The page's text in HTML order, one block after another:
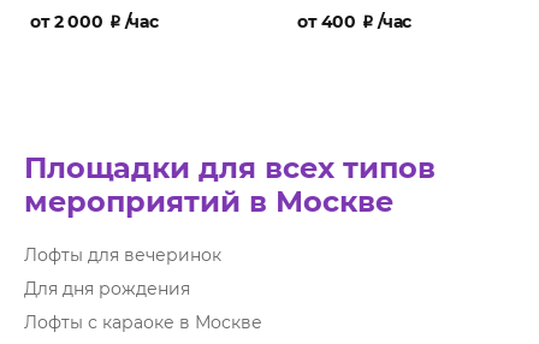
от2 000 ₽ /час
от400 ₽ /час
Площадки для всех типов
мероприятий в Москве
Лофты для вечеринок
Для дня рождения
Лофты с караоке в Москве